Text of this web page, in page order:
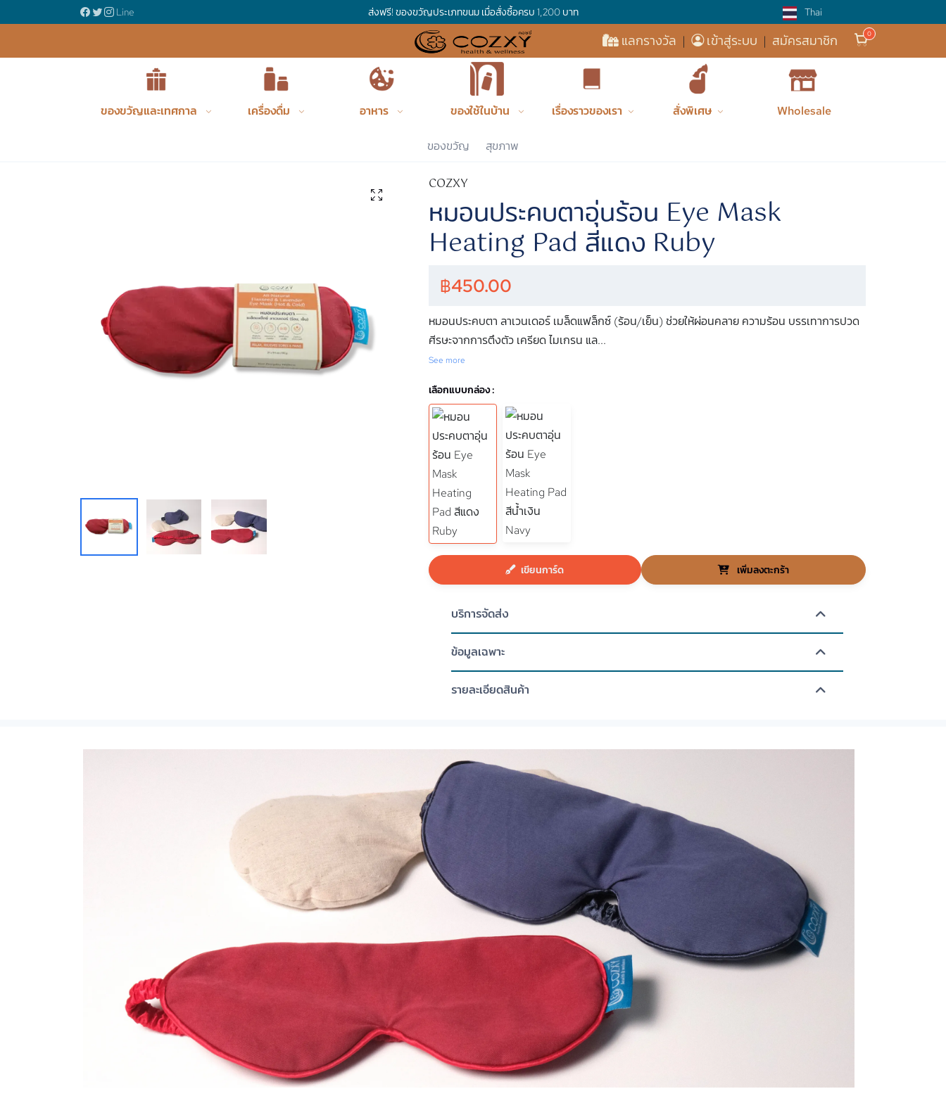
Line ส่งฟรี! ของขวัญประเภทขนม เมื่อสั่งซื้อครบ 1,200 บาท Thai
แลกรางวัล | เข้าสู่ระบบ | สมัครสมาชิก
ของขวัญและเทศกาล เครื่องดื่ม อาหาร ของใช้ในบ้าน เรื่องราวของเรา สั่งพิเศษ Wholesale
ของขวัญ สุขภาพ
COZXY
หมอนประคบตาอุ่นร้อน Eye Mask
Heating Pad สีแดง Ruby
฿450.00
หมอนประคบตา ลาเวนเดอร์ ​เมล็ดแฟล็กซ์ (ร้อน/เย็น) ช่วยให้ผ่อนคลาย ความร้อน บรรเทาการปวด
ศีรษะจากการตึงตัว เครียด ไมเกรน แล...
See more
เลือกแบบกล่อง :
เขียนการ์ด เพิ่มลงตะกร้า
บริการจัดส่ง
ข้อมูลเฉพาะ
รายละเอียดสินค้า